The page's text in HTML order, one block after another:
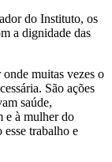
do Instituto, os
a dignidade das
muitas vezes o
São ações
saúde,
e à mulher do
trabalho e